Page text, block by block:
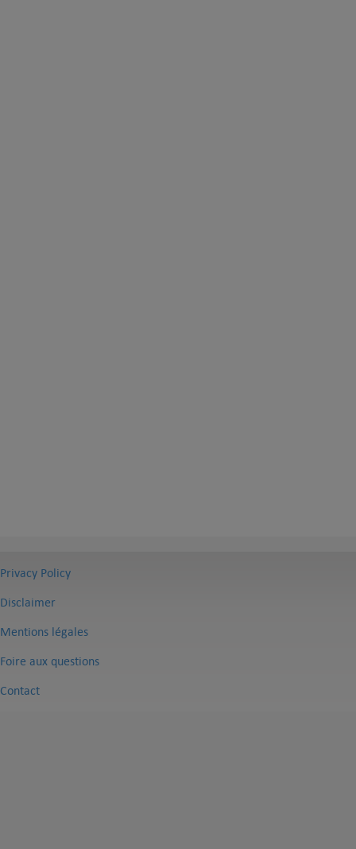
Privacy Policy
Disclaimer
Mentions légales
Foire aux questions
Contact